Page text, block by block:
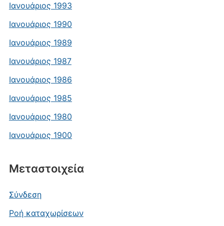
Ιανουάριος 1993
Ιανουάριος 1990
Ιανουάριος 1989
Ιανουάριος 1987
Ιανουάριος 1986
Ιανουάριος 1985
Ιανουάριος 1980
Ιανουάριος 1900
Μεταστοιχεία
Σύνδεση
Ροή καταχωρίσεων